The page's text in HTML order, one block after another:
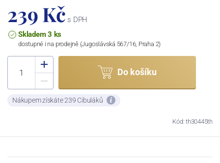
239 Kč s DPH
Skladem 3 ks
dostupné i na prodejně (Jugoslávská 567/16, Praha 2)
Do košíku
Nákupem získáte 239 Cibuláků
Kód: th30445th